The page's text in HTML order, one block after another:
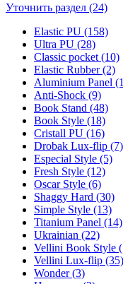
Уточнить раздел (24)
Elastic PU (158)
Ultra PU (28)
Classic pocket (10)
Elastic Rubber (2)
Aluminium Panel
Anti-Shock (9)
Book Stand (48)
Book Style (18)
Cristall PU (16)
Drobak Lux-flip (7)
Especial Style (5)
Fresh Style (12)
Oscar Style (6)
Shaggy Hard (30)
Simple Style (13)
Titanium Panel (14)
Ukrainian (22)
Vellini Book Style
Vellini Lux-flip (35)
Wonder (3)